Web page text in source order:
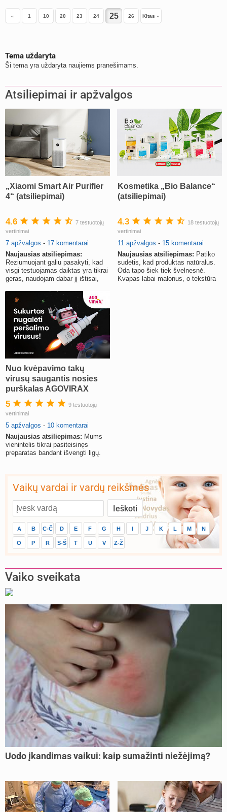
« 1 10 20 23 24 26 Kitas »
Tema uždaryta
Ši tema yra uždaryta naujiems pranešimams.
Atsiliepimai ir apžvalgos
„Xiaomi Smart Air Purifier
4“ (atsiliepimai)
4.6
7 testuotojų
vertinimai
7 apžvalgos - 17 komentarai
Naujausias atsiliepimas:
Reziumuojant galiu pasakyti, kad
visgi testuojamas daiktas yra tikrai
geras, naudojam dabar jį ištisai,
Kosmetika „Bio Balance“
(atsiliepimai)
4.3
18 testuotojų
vertinimai
11 apžvalgos - 15 komentarai
Naujausias atsiliepimas: Patiko
sudėtis, kad produktas natūralus.
Oda tapo šiek tiek švelnesnė.
Kvapas labai malonus, o tekstūra
Nuo kvėpavimo takų
virusų saugantis nosies
purškalas AGOVIRAX
5
9 testuotojų
vertinimai
5 apžvalgos - 10 komentarai
Naujausias atsiliepimas: Mums
vienintelis tikrai pasiteisinęs
preparatas bandant išvengti ligų.
Vaikų vardai ir vardų reikšmės
A B C-Č D E F G H J K L M N
O P R S-Š T U V Z-Ž
Vaiko sveikata
Uodo įkandimas vaikui: kaip sumažinti niežėjimą?